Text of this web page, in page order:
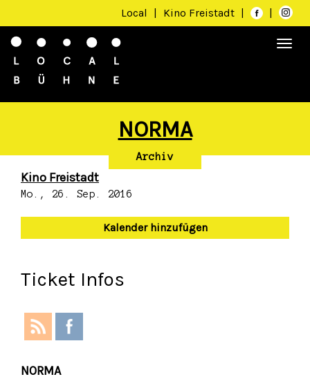
Local | Kino Freistadt | |
NORMA
Archiv
Kino Freistadt
Mo., 26. Sep. 2016
Kalender hinzufügen
Ticket Infos
NORMA